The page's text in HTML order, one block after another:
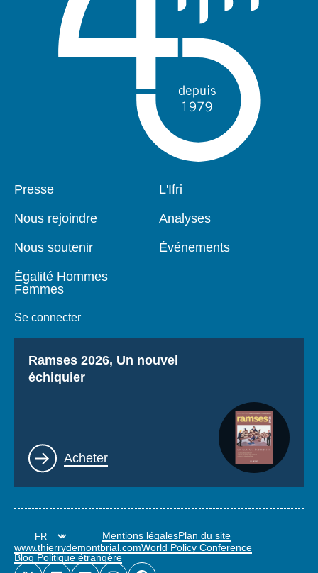
Pied
Presse
Nous rejoindre
Nous soutenir
Égalité Hommes
Femmes
Se connecter
Navigation
L'Ifri
Analyses
Événements
Titre
Ramses 2026, Un nouvel
échiquier
Lien
Acheter
Mentions légalesPlan du site
www.thierrydemontbrial.comWorld Policy Conference
Blog Politique étrangère